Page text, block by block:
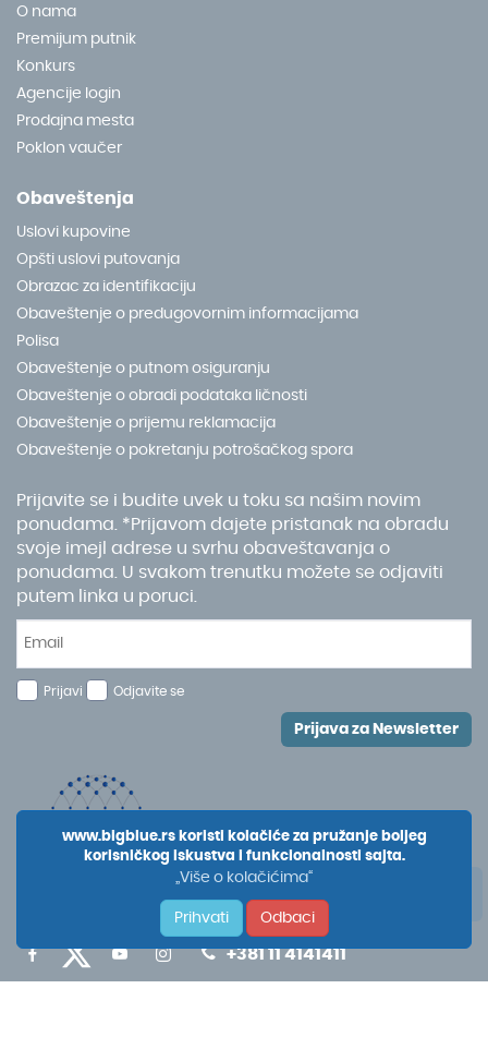
O nama
Premijum putnik
Konkurs
Agencije login
Prodajna mesta
Poklon vaučer
Obaveštenja
Uslovi kupovine
Opšti uslovi putovanja
Obrazac za identifikaciju
Obaveštenje o predugovornim informacijama
Polisa
Obaveštenje o putnom osiguranju
Obaveštenje o obradi podataka ličnosti
Obaveštenje o prijemu reklamacija
Obaveštenje o pokretanju potrošačkog spora
Prijavite se i budite uvek u toku sa našim novim
ponudama. *Prijavom dajete pristanak na obradu
svoje imejl adrese u svrhu obaveštavanja o
ponudama. U svakom trenutku možete se odjaviti
putem linka u poruci.
Prijavi Odjavite se
Prijava za Newsletter
+381 11 4141411
www.bigblue.rs koristi kolačiće za pružanje boljeg
korisničkog iskustva i funkcionalnosti sajta.
„Više o kolačićima“
Prihvati Odbaci